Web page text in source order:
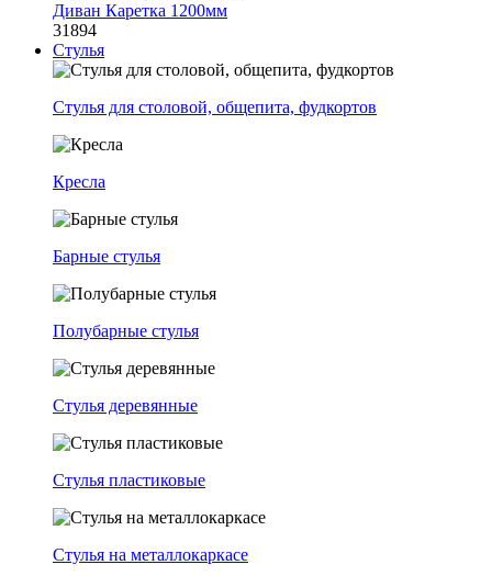
Диван Каретка 1200мм
31894
Стулья
Стулья для столовой, общепита, фудкортов
Кресла
Барные стулья
Полубарные стулья
Стулья деревянные
Стулья пластиковые
Стулья на металлокаркасе